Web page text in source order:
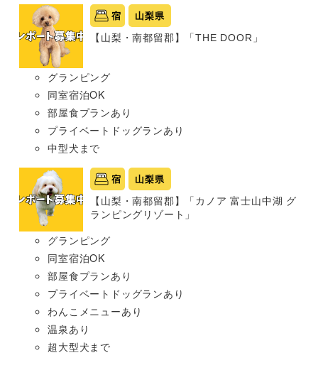
宿 山梨県
【山梨・南都留郡】「THE DOOR」
グランピング
同室宿泊OK
部屋食プランあり
プライベートドッグランあり
中型犬まで
宿 山梨県
【山梨・南都留郡】「カノア 富士山中湖 グ
ランピングリゾート」
グランピング
同室宿泊OK
部屋食プランあり
プライベートドッグランあり
わんこメニューあり
温泉あり
超大型犬まで